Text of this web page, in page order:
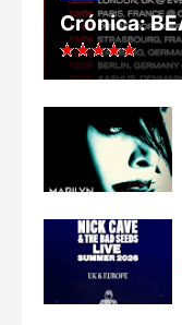
Crónica: